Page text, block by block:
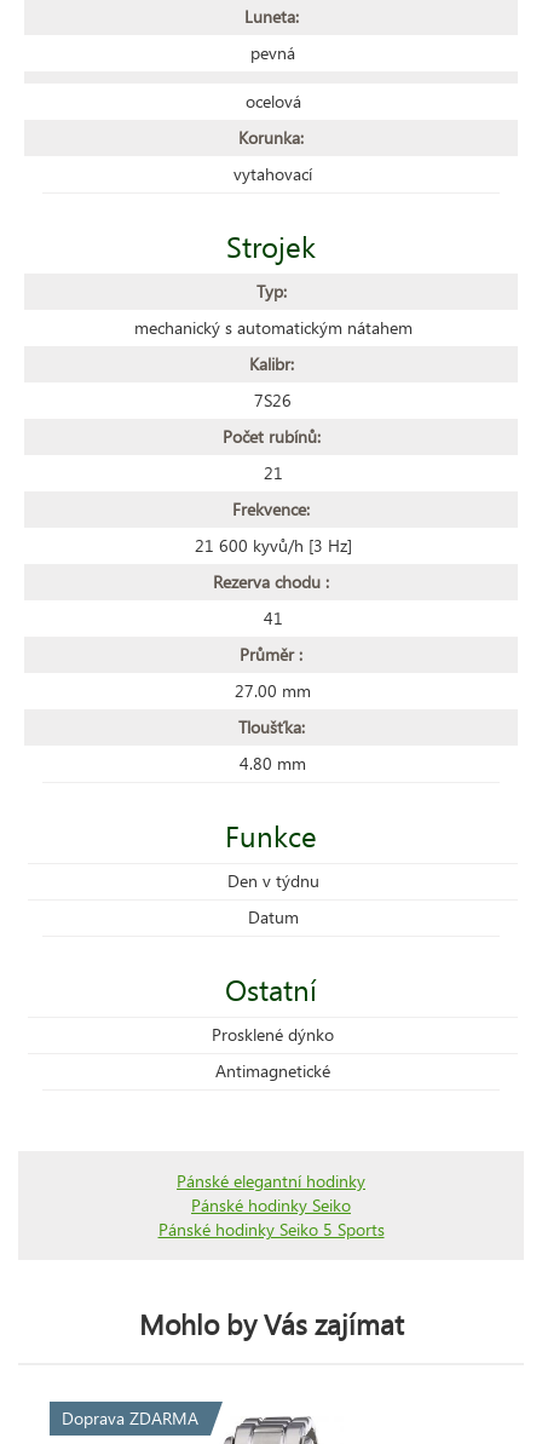
Luneta:
pevná
ocelová
Korunka:
vytahovací
Strojek
Typ:
mechanický s automatickým nátahem
Kalibr:
7S26
Počet rubínů:
21
Frekvence:
21 600 kyvů/h [3 Hz]
Rezerva chodu :
41
Průměr :
27.00 mm
Tloušťka:
4.80 mm
Funkce
Den v týdnu
Datum
Ostatní
Prosklené dýnko
Antimagnetické
Pánské elegantní hodinky
Pánské hodinky Seiko
Pánské hodinky Seiko 5 Sports
Mohlo by Vás zajímat
Doprava ZDARMA